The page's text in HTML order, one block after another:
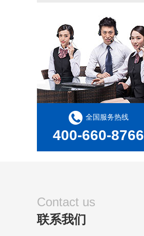
全国服务热线
400-660-8766
Contact us
联系我们